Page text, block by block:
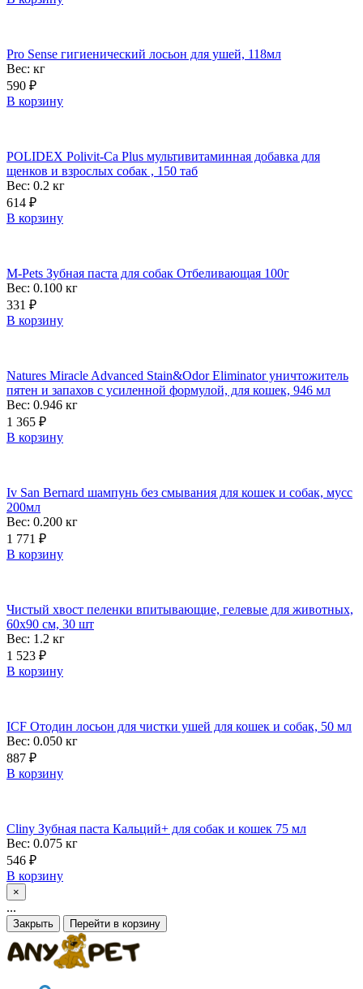
Pro Sense гигиенический лосьон для ушей, 118мл
Вес: кг
590 ₽
В корзину
POLIDEX Polivit-Ca Plus мультивитаминная добавка для
щенков и взрослых собак , 150 таб
Вес: 0.2 кг
614 ₽
В корзину
M-Pets Зубная паста для собак Отбеливающая 100г
Вес: 0.100 кг
331 ₽
В корзину
Natures Miracle Advanced Stain&Odor Eliminator уничтожитель
пятен и запахов с усиленной формулой, для кошек, 946 мл
Вес: 0.946 кг
1 365 ₽
В корзину
Iv San Bernard шампунь без смывания для кошек и собак, мусс
200мл
Вес: 0.200 кг
1 771 ₽
В корзину
Чистый хвост пеленки впитывающие, гелевые для животных,
60х90 см, 30 шт
Вес: 1.2 кг
1 523 ₽
В корзину
ICF Отодин лосьон для чистки ушей для кошек и собак, 50 мл
Вес: 0.050 кг
887 ₽
В корзину
Cliny Зубная паста Кальций+ для собак и кошек 75 мл
Вес: 0.075 кг
546 ₽
В корзину
×
...
Закрыть Перейти в корзину